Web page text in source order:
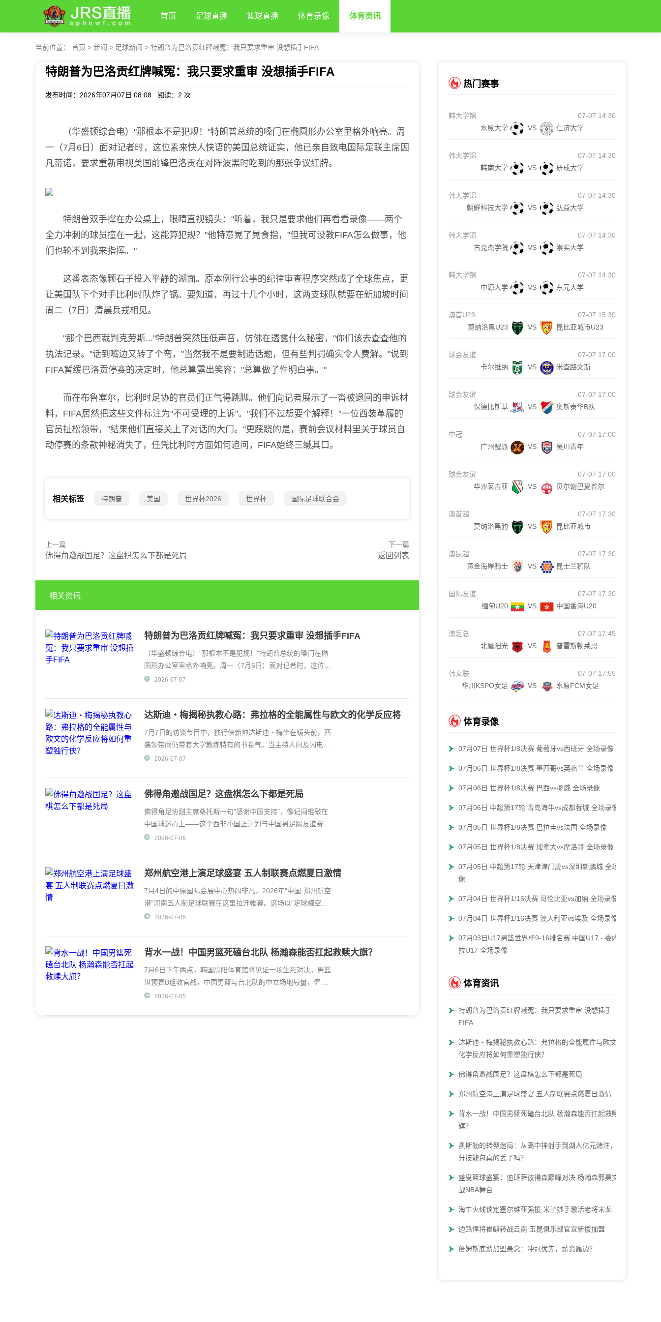
首页 足球直播 篮球直播 体育录像 体育资讯
当前位置： 首页 > 新闻 > 足球新闻 > 特朗普为巴洛贡红牌喊冤：我只要求重审 没想插手FIFA
特朗普为巴洛贡红牌喊冤：我只要求重审 没想插手FIFA
发布时间：2026年07月07日 08:08 阅读： 2 次
（华盛顿综合电）"那根本不是犯规！"特朗普总统的嗓门在椭圆形办公室里格外响亮。周
一（7月6日）面对记者时，这位素来快人快语的美国总统证实，他已亲自致电国际足联主席因
凡蒂诺，要求重新审视美国前锋巴洛贡在对阵波黑时吃到的那张争议红牌。
特朗普双手撑在办公桌上，眼睛直视镜头："听着，我只是要求他们再看看录像——两个
全力冲刺的球员撞在一起，这能算犯规？"他特意晃了晃食指，"但我可没教FIFA怎么做事，他
们也轮不到我来指挥。"
这番表态像颗石子投入平静的湖面。原本例行公事的纪律审查程序突然成了全球焦点，更
让美国队下个对手比利时队炸了锅。要知道，再过十几个小时，这两支球队就要在新加坡时间
周二（7日）清晨兵戎相见。
"那个巴西裁判克劳斯..."特朗普突然压低声音，仿佛在透露什么秘密，"你们该去查查他的
执法记录。"话到嘴边又转了个弯，"当然我不是要制造话题，但有些判罚确实令人费解。"说到
FIFA暂缓巴洛贡停赛的决定时，他总算露出笑容："总算做了件明白事。"
而在布鲁塞尔，比利时足协的官员们正气得跳脚。他们向记者展示了一沓被退回的申诉材
料，FIFA居然把这些文件标注为"不可受理的上诉"。"我们不过想要个解释！"一位西装革履的
官员扯松领带，"结果他们直接关上了对话的大门。"更蹊跷的是，赛前会议材料里关于球员自
动停赛的条款神秘消失了，任凭比利时方面如何追问，FIFA始终三缄其口。
相关标签 特朗普 美国 世界杯2026 世界杯 国际足球联合会
上一篇
佛得角邀战国足？这盘棋怎么下都是死局
下一篇
返回列表
相关资讯
特朗普为巴洛贡红牌喊冤：我只要求重审 没想插手FIFA
（华盛顿综合电）"那根本不是犯规！"特朗普总统的嗓门在椭
圆形办公室里格外响亮。周一（7月6日）面对记者时，这位素
来快人快语的美国总统证
2026-07-07
达斯迪・梅揭秘执教心路：弗拉格的全能属性与欧文的化学反应将
如何重塑独行侠？
7月7日的访谈节目中，独行侠新帅达斯迪・梅坐在镜头前，西
装领带间仍带着大学教练特有的书卷气。当主持人问及闪电般
的NBA转型时，他下
2026-07-07
佛得角邀战国足？这盘棋怎么下都是死局
佛得角足协副主席桑托斯一句"感谢中国支持"，像记闷棍敲在
中国球迷心上——这个西非小国正计划与中国男足踢友谊赛。
谁能
2026-07-06
郑州航空港上演足球盛宴 五人制联赛点燃夏日激情
7月4日的中原国际会展中心热闹非凡，2026年"中国·郑州航空
港"河南五人制足球联赛在这里拉开帷幕。这场以"足球耀空港·
三岛狂欢
2026-07-06
背水一战！中国男篮死磕台北队 杨瀚森能否扛起救赎大旗？
7月6日下午两点，韩国高阳体育馆将见证一场生死对决。男篮
世预赛B组收官战，中国男篮与台北队的中立场地较量，俨然
成了不折不扣的"悬
2026-07-05
热门赛事
韩大学锦
07-07 14:30
水原大学
VS 仁济大学
韩大学锦
07-07 14:30
韩南大学
VS 研成大学
韩大学锦
07-07 14:30
朝鲜科技大学
VS 弘益大学
韩大学锦
07-07 14:30
古克杰学院
VS 崇实大学
韩大学锦
07-07 14:30
中源大学
VS 东元大学
澳首U23
07-07 15:30
莫纳洛黑U23
VS 昆比亚城市U23
球会友谊
07-07 17:00
卡尔维纳
VS 米查路文斯
球会友谊
07-07 17:00
保德比斯基
VS 奥斯泰华B队
中冠
07-07 17:00
广州醒派
VS 吴川青年
球会友谊
07-07 17:00
华沙莱吉亚
VS 贝尔谢巴夏普尔
澳首超
07-07 17:30
莫纳洛黑豹
VS 昆比亚城市
澳昆超
07-07 17:30
黄金海岸骑士
VS 昆士兰狮队
国际友谊
07-07 17:30
缅甸U20
VS 中国香港U20
澳足总
07-07 17:45
北鹰阳光
VS 普雷斯顿莱恩
韩女联
07-07 17:55
华川KSPO女足
VS 水原FCM女足
体育录像
07月07日 世界杯1/8决赛 葡萄牙vs西班牙 全场录像
07月06日 世界杯1/8决赛 墨西哥vs英格兰 全场录像
07月06日 世界杯1/8决赛 巴西vs挪威 全场录像
07月06日 中超第17轮 青岛海牛vs成都蓉城 全场录像
07月05日 世界杯1/8决赛 巴拉圭vs法国 全场录像
07月05日 世界杯1/8决赛 加拿大vs摩洛哥 全场录像
07月05日 中超第17轮 天津津门虎vs深圳新鹏城 全场录
像
07月04日 世界杯1/16决赛 哥伦比亚vs加纳 全场录像
07月04日 世界杯1/16决赛 澳大利亚vs埃及 全场录像
07月03日U17男篮世界杯9-16排名赛 中国U17 - 委内瑞
拉U17 全场录像
体育资讯
特朗普为巴洛贡红牌喊冤：我只要求重审 没想插手
FIFA
达斯迪・梅揭秘执教心路：弗拉格的全能属性与欧文的
化学反应将如何重塑独行侠？
佛得角邀战国足？这盘棋怎么下都是死局
郑州航空港上演足球盛宴 五人制联赛点燃夏日激情
背水一战！中国男篮死磕台北队 杨瀚森能否扛起救赎大
旗？
凯斯勒的转型迷局：从高中神射手到湖人亿元赌注，三
分技能包真的丢了吗？
盛夏篮球盛宴：迪班萨彼得森巅峰对决 杨瀚森郭昊文再
战NBA舞台
海牛火线锁定塞尔维亚强援 米兰妙手激活老将宋龙
边路悍将崔麒转战云南 玉昆俱乐部官宣新援加盟
詹姆斯底薪加盟悬念：冲冠优先，薪资靠边？